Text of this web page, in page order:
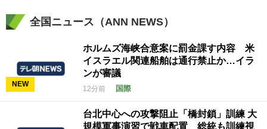
全国ニュース（ANN NEWS）
NEW
ホルムズ海峡合意案に罰金課す内容 米
イスラエル関連船舶は通行禁止か…イラ
ンが審議
12分前 国際
台北中心への攻撃阻止「橋封鎖」訓練 大
規模軍事演習で戦車配置 総統も訓練視